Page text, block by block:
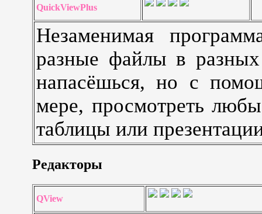
QuickViewPlus
Незаменимая
разные файлы в
напасёшься, но с
мере, просмотреть
таблицы или
Редакторы
QView